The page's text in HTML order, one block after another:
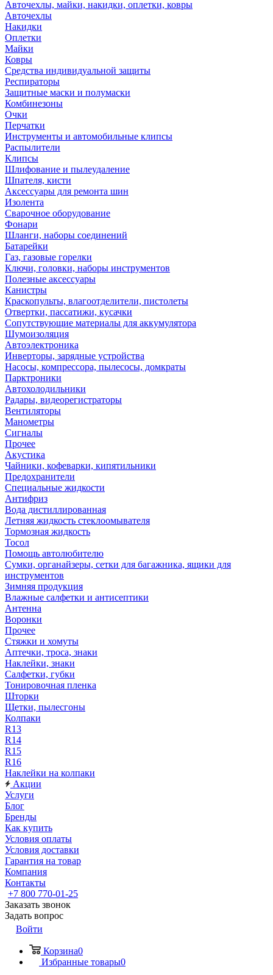
Авточехлы, майки, накидки, оплетки, ковры
Авточехлы
Накидки
Оплетки
Майки
Ковры
Средства индивидуальной защиты
Респираторы
Защитные маски и полумаски
Комбинезоны
Очки
Перчатки
Инструменты и автомобильные клипсы
Распылители
Клипсы
Шлифование и пылеудаление
Шпателя, кисти
Аксессуары для ремонта шин
Изолента
Сварочное оборудование
Фонари
Шланги, наборы соединений
Батарейки
Газ, газовые горелки
Ключи, головки, наборы инструментов
Полезные аксессуары
Канистры
Краскопульты, влагоотделители, пистолеты
Отвертки, пассатижи, кусачки
Сопутствующие материалы для аккумулятора
Шумоизоляция
Автоэлектроника
Инверторы, зарядные устройства
Насосы, компрессора, пылесосы, домкраты
Парктроники
Автохолодильники
Радары, видеорегистраторы
Вентиляторы
Манометры
Сигналы
Прочее
Акустика
Чайники, кофеварки, кипятильники
Предохранители
Специальные жидкости
Антифриз
Вода дистиллированная
Летняя жидкость стеклоомывателя
Тормозная жидкость
Тосол
Помощь автолюбителю
Сумки, органайзеры, сетки для багажника, ящики для
инструментов
Зимняя продукция
Влажные салфетки и антисептики
Антенна
Воронки
Прочее
Стяжки и хомуты
Аптечки, троса, знаки
Наклейки, знаки
Салфетки, губки
Тонировочная пленка
Шторки
Щетки, пылесгоны
Колпаки
R13
R14
R15
R16
Наклейки на колпаки
Акции
Услуги
Блог
Бренды
Как купить
Условия оплаты
Условия доставки
Гарантия на товар
Компания
Контакты
+7 800 770-01-25
Заказать звонок
Задать вопрос
Войти
Корзина0
Избранные товары0